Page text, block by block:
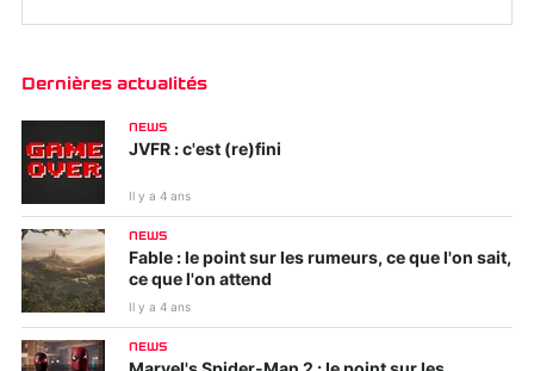
Dernières actualités
NEWS
JVFR : c'est (re)fini
Il y a 4 ans
NEWS
Fable : le point sur les rumeurs, ce que l'on sait,
ce que l'on attend
Il y a 4 ans
NEWS